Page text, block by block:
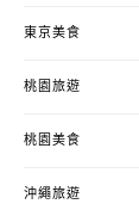
東京美食
桃園旅遊
桃園美食
沖繩旅遊